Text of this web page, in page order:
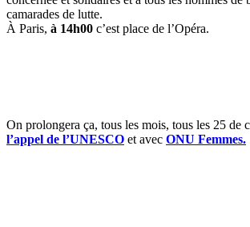
camarades de lutte.
À Paris, à 14h00 c’est place de l’Opéra.
On prolongera ça, tous les mois, tous les 25 de
l’appel de l’UNESCO et avec ONU Femmes.